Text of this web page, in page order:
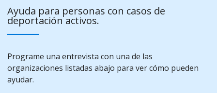
Ayuda para personas con casos de
deportación activos.
Programe una entrevista con una de las
organizaciones listadas abajo para ver cómo pueden
ayudar.